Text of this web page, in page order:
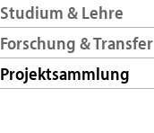
Studium & Lehre
Forschung & Transfer
Projektsammlung